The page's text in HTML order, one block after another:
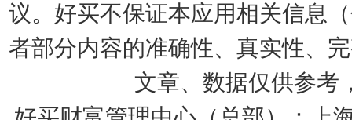
议。好买不保证本应用相关信息
者部分内容的准确性、真实性、
文章、数据仅供参考